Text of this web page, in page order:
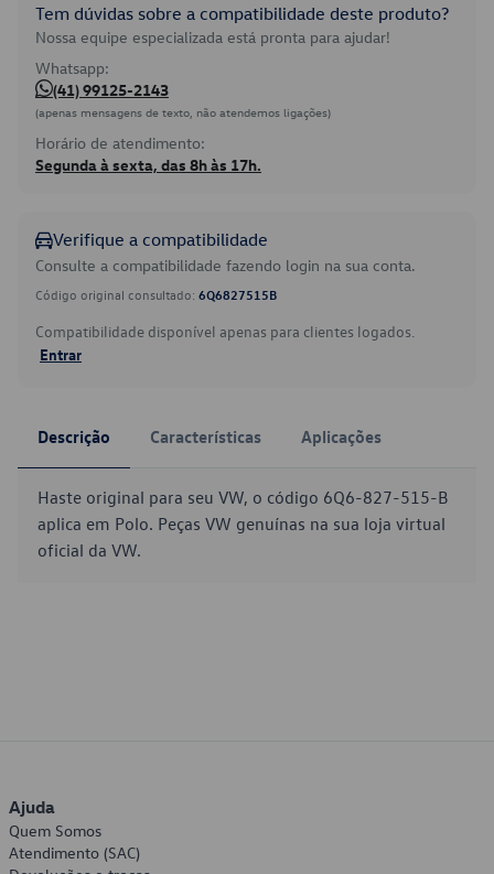
Tem dúvidas sobre a compatibilidade deste produto?
Nossa equipe especializada está pronta para ajudar!
Whatsapp:
(41) 99125-2143
(apenas mensagens de texto, não atendemos ligações)
Horário de atendimento:
Segunda à sexta, das 8h às 17h.
Verifique a compatibilidade
Consulte a compatibilidade fazendo login na sua conta.
Código original consultado: 6Q6827515B
Compatibilidade disponível apenas para clientes logados.
Entrar
Descrição Características Aplicações
Haste original para seu VW, o código 6Q6-827-515-B
aplica em Polo. Peças VW genuínas na sua loja virtual
oficial da VW.
Ajuda
Quem Somos
Atendimento (SAC)